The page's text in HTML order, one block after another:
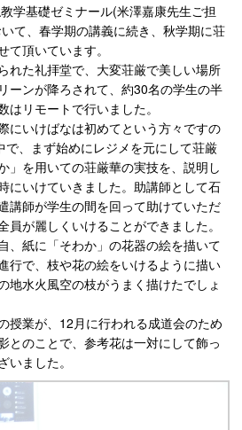
学基礎ゼミナール(米澤嘉康先生ご担
て、春学期の講義に続き、秋学期に荘
頂いています。
れた礼拝堂で、大変荘厳で美しい場所
ーンが降ろされて、約30名の学生の半
リモートで行いました。
にいけばなは初めてという方々ですの
で、まず始めにレジメを元にして荘厳
」を用いての荘厳華の実技を、説明し
にいけていきました。助講師として石
講師が学生の間を回って助けていただ
員が麗しくいけることができました。
、紙に「そわか」の花器の絵を描いて
行で、枝や花の絵をいけるように描い
地水火風空の枝がうまく描けたでしょ
授業が、12月に行われる成道会のため
とのことで、参考花は一対にして飾っ
ました。